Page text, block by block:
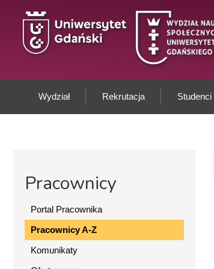
Wydział Rekrutacja Studenci
Pracownicy
Portal Pracownika
Pracownicy A-Z
Komunikaty